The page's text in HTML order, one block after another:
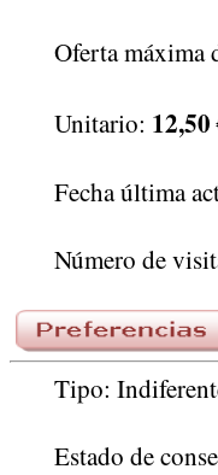
Oferta máxima
Unitario: 12,50
Fecha última
Número de
Tipo:
Estado de